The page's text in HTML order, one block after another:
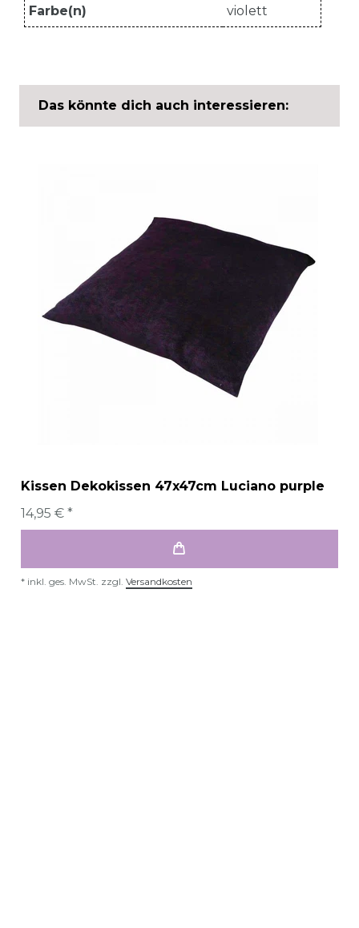
Farbe(n) violett
Das könnte dich auch interessieren:
Kissen Dekokissen 47x47cm Luciano purple
14,95 € *
* inkl. ges. MwSt. zzgl. Versandkosten